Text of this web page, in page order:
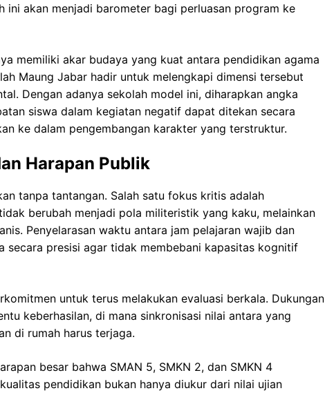
ini akan menjadi barometer bagi perluasan program ke
memiliki akar budaya yang kuat antara pendidikan agama
Maung Jabar hadir untuk melengkapi dimensi tersebut
Dengan adanya sekolah model ini, diharapkan angka
siswa dalam kegiatan negatif dapat ditekan secara
ke dalam pengembangan karakter yang terstruktur.
Harapan Publik
tanpa tantangan. Salah satu fokus kritis adalah
berubah menjadi pola militeristik yang kaku, melainkan
Penyelarasan waktu antara jam pelajaran wajib dan
secara presisi agar tidak membebani kapasitas kognitif
untuk terus melakukan evaluasi berkala. Dukungan
keberhasilan, di mana sinkronisasi nilai antara yang
di rumah harus terjaga.
besar bahwa SMAN 5, SMKN 2, dan SMKN 4
pendidikan bukan hanya diukur dari nilai ujian